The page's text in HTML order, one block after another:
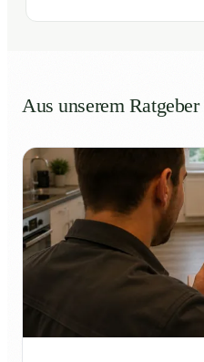
Aus unserem Ratgeber